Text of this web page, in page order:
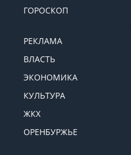
ГОРОСКОП
РЕКЛАМА
ВЛАСТЬ
ЭКОНОМИКА
КУЛЬТУРА
ЖКХ
ОРЕНБУРЖЬЕ